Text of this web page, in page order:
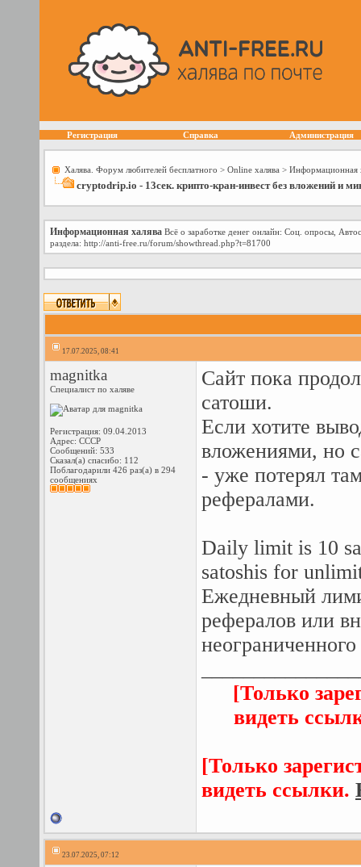
Регистрация Справка Администрация
Халява. Форум любителей бесплатного > Online халява > Информационная
cryptodrip.io - 13сек. крипто-кран-инвест без вложений и
Информационная халява Всё о заработке денег онлайн: Соц. опросы,
раздела: http://anti-free.ru/forum/showthread.php?t=81700
17.07.2025, 08:41
magnitka
Специалист по халяве
Регистрация: 09.04.2013
Адрес: СССР
Сообщений: 533
Сказал(а) спасибо: 112
Поблагодарили 426 раз(а) в 294
сообщениях
Сайт пока
сатоши.
Если хотите
вложениями, но
- уже потерял
рефералами.
Daily limit is 10
satoshis for
Ежедневный
рефералов или
[Только
видеть
[Только
видеть ссылки.
23.07.2025, 07:12